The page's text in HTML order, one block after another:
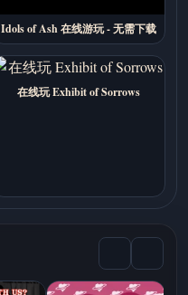
Idols of Ash 在线游玩 - 无需下载
在线玩 Exhibit of Sorrows